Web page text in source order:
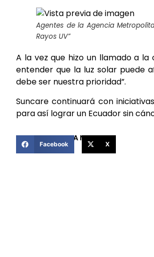
Agentes de la Agencia
Rayos UV”
A la vez que hizo un llamado a
entender que la luz solar puede
debe ser nuestra prioridad”.
Suncare continuará con
para así lograr un Ecuador sin
COMPARTIR ESTA NOTICIA
Facebook X